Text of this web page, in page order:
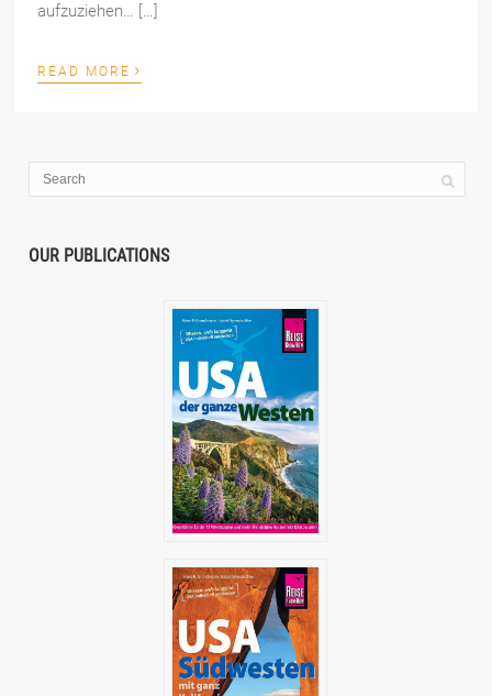
aufzuziehen… […]
READ MORE ›
OUR PUBLICATIONS